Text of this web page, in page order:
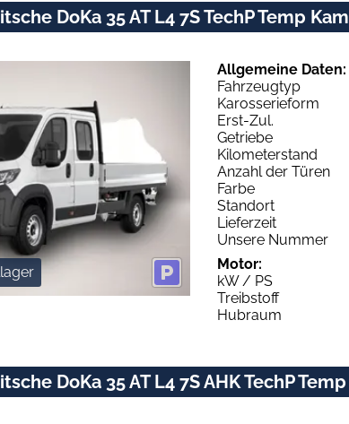
DoKa 35 AT L4 7S TechP Temp Kam
Allgemeine Daten:
Fahrzeugtyp
Karosserieform
Erst-Zul.
Getriebe
Kilometerstand
Anzahl der Türen
Farbe
Standort
Lieferzeit
Unsere Nummer
Motor:
kW / PS
Treibstoff
Hubraum
DoKa 35 AT L4 7S AHK TechP Temp